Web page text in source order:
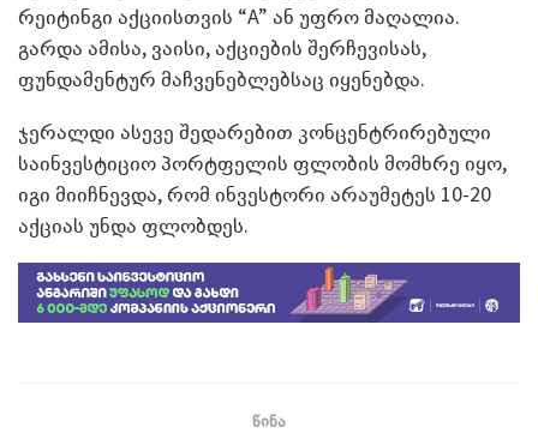
რეიტინგი აქციისთვის “A” ან უფრო მაღალია.
გარდა ამისა, ვაისი, აქციების შერჩევისას,
ფუნდამენტურ მაჩვენებლებსაც იყენებდა.
ჯერალდი ასევე შედარებით კონცენტრირებული
საინვესტიციო პორტფელის ფლობის მომხრე იყო,
იგი მიიჩნევდა, რომ ინვესტორი არაუმეტეს 10-20
აქციას უნდა ფლობდეს.
წინა